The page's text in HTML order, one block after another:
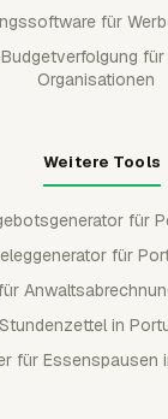
für
Organisationen
Weitere Tools
für
für
Stundenzettel in
für Essenspausen